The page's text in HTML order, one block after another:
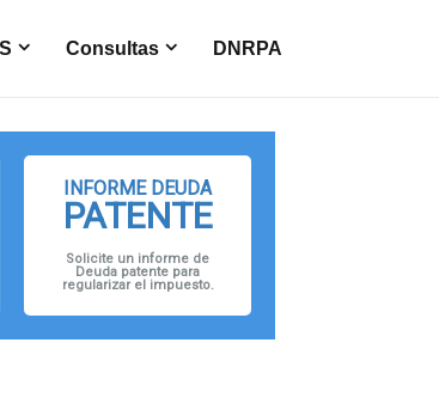
Consultas DNRPA
INFORME DEUDA
PATENTE
Solicite un informe de
Deuda patente para
regularizar el impuesto.